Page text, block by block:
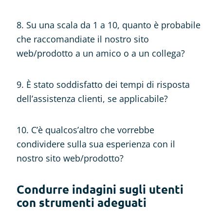
8. Su una scala da 1 a 10, quanto è probabile
che raccomandiate il nostro sito
web/prodotto a un amico o a un collega?
9. È stato soddisfatto dei tempi di risposta
dell’assistenza clienti, se applicabile?
10. C’è qualcos’altro che vorrebbe
condividere sulla sua esperienza con il
nostro sito web/prodotto?
Condurre indagini sugli utenti
con strumenti adeguati